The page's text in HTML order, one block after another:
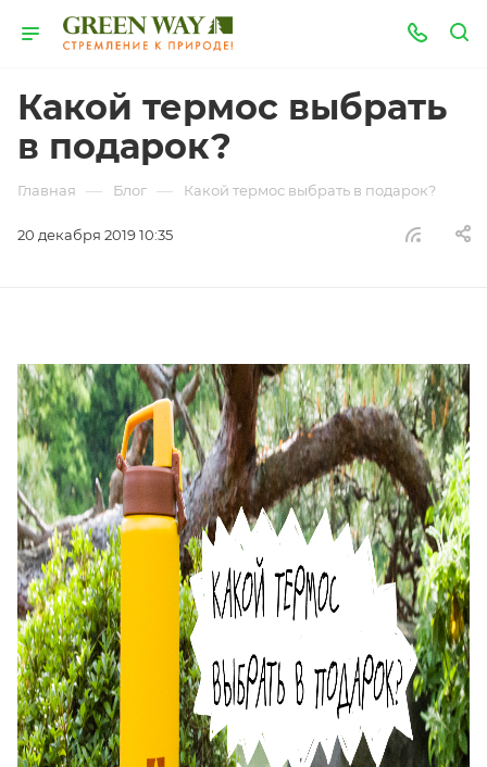
Какой термос выбрать
в подарок?
Главная — Блог — Какой термос выбрать в подарок?
20 декабря 2019 10:35